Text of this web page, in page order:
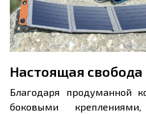
Настоящая свобода
Благодаря продуманной
боковыми креплениями,